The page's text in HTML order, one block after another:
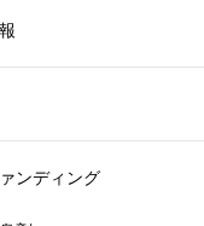
ンディング